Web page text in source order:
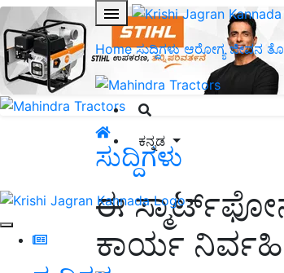
Home ಸುದ್ದಿಗಳು ಆರೋಗ್ಯ ಜೀವನ
ಕನ್ನಡ
ಸುದ್ದಿಗಳು
ಈ
ಕಾರ್ಯ